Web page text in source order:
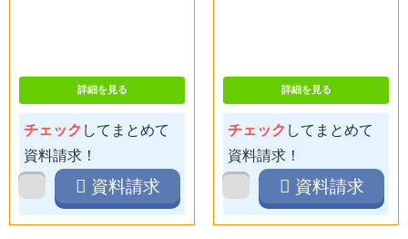
詳細を見る
チェック してまとめて
資料請求！
資料請求
詳細を見る
チェック してまとめて
資料請求！
資料請求